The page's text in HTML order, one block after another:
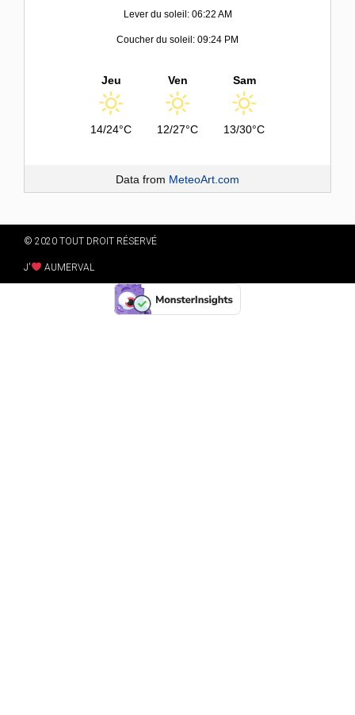
Lever du soleil: 06:22 AM
Coucher du soleil: 09:24 PM
Jeu
14/24°C
Ven
12/27°C
Sam
13/30°C
Data from MeteoArt.com
© 2020 TOUT DROIT RÉSERVÉ
J' AUMERVAL